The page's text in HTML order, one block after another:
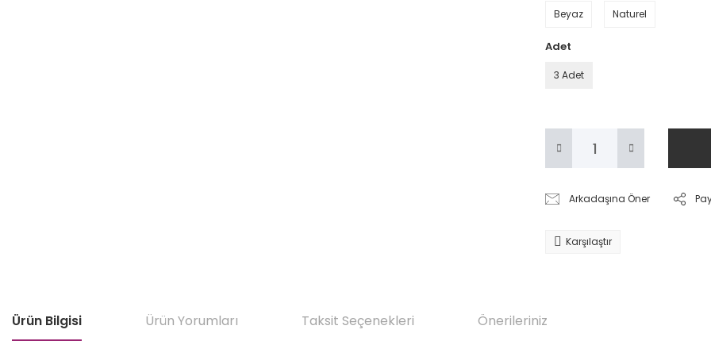
Beyaz Naturel
Adet
3 Adet
Arkadaşına Öner
Karşılaştır
Ürün Bilgisi Ürün Yorumları Taksit Seçenekleri Önerileriniz